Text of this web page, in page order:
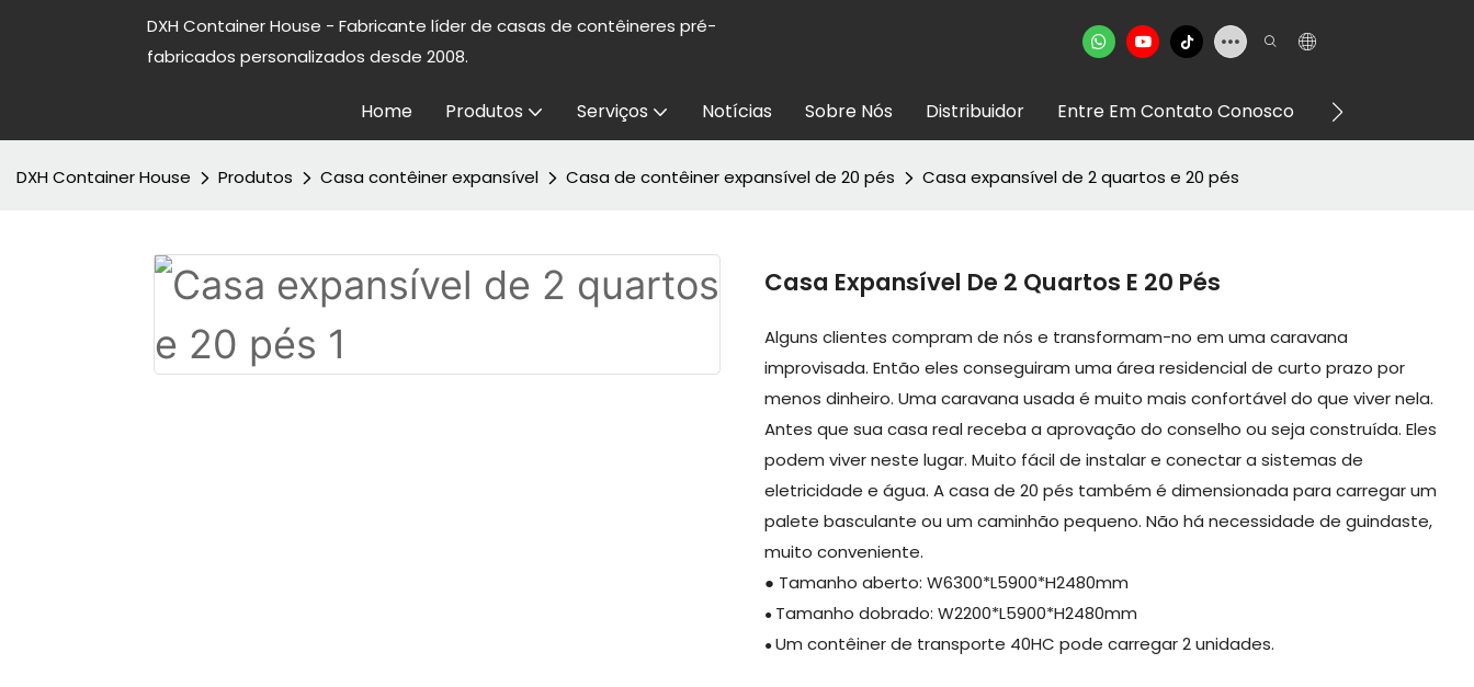
DXH Container House - Fabricante líder de casas de contêineres pré-
fabricados personalizados desde 2008.
Home Produtos Serviços Notícias Sobre Nós Distribuidor Entre Em Contato Conosco VR Showroom
DXH Container House Produtos Casa contêiner expansível Casa de contêiner expansível de 20 pés Casa expansível de 2 quartos e 20 pés
Casa Expansível De 2 Quartos E 20 Pés
Alguns clientes compram de nós e transformam-no em uma caravana
improvisada. Então eles conseguiram uma área residencial de curto prazo por
menos dinheiro. Uma caravana usada é muito mais confortável do que viver nela.
Antes que sua casa real receba a aprovação do conselho ou seja construída. Eles
podem viver neste lugar. Muito fácil de instalar e conectar a sistemas de
eletricidade e água. A casa de 20 pés também é dimensionada para carregar um
palete basculante ou um caminhão pequeno. Não há necessidade de guindaste,
muito conveniente.
● Tamanho aberto: W6300*L5900*H2480mm
● Tamanho dobrado: W2200*L5900*H2480mm
●Um contêiner de transporte 40HC pode carregar 2 unidades.